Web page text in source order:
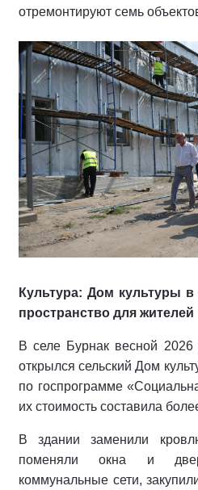
отремонтируют семь
Культура: Дом культуры
пространство для жителей
В селе Бурнак весной 2026
открылся сельский Дом
по госпрограмме
их стоимость составила
В здании заменили
поменяли окна и
коммунальные сети,